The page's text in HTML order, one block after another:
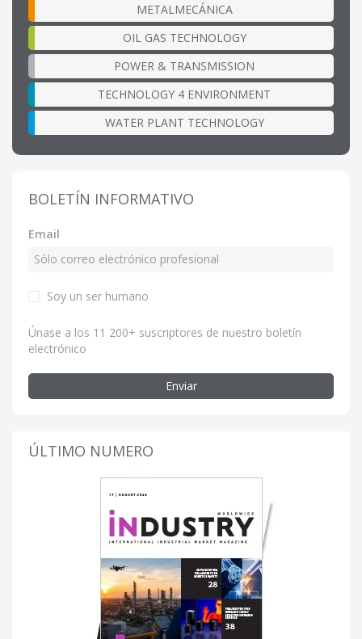
METALMECÁNICA
OIL GAS TECHNOLOGY
POWER & TRANSMISSION
TECHNOLOGY 4 ENVIRONMENT
WATER PLANT TECHNOLOGY
BOLETÍN INFORMATIVO
Email
Soy un ser humano
Únase a los 11 200+ suscriptores de nuestro boletín
electrónico
Enviar
ÚLTIMO NUMERO